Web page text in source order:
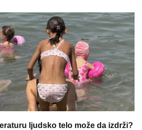
ljudsko telo može da izdrži?